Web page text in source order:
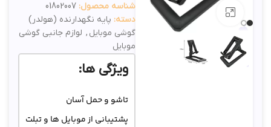
بزرگنمایی تصویر
شناسه محصول: 01802007
دسته: پایه نگهدارنده (هولدر)
گوشی موبایل , لوازم جانبی گوشی
موبایل
ویژگی ها:
تاشو و حمل آسان
پشتیبانی از موبایل ها و تبلت